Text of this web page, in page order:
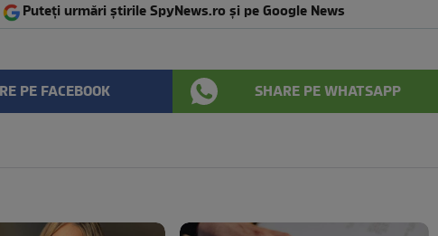
Puteți urmări știrile SpyNews.ro și pe Google News
PE FACEBOOK SHARE PE WHATSAPP